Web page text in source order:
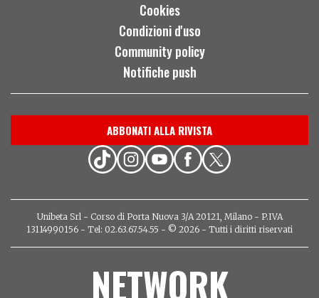
Cookies
Condizioni d'uso
Community policy
Notifiche push
ABBONATI ALLA RIVISTA
Unibeta Srl - Corso di Porta Nuova 3/A 20121, Milano - P.IVA
13114990156 - Tel: 02.63.67.54.55 - © 2026 - Tutti i diritti riservati
NETWORK